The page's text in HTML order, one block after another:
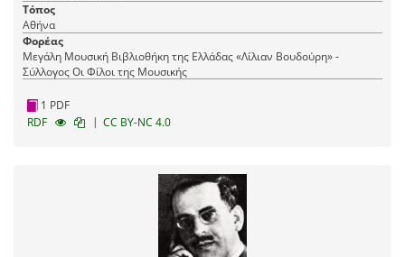
Τόπος
Αθήνα
Φορέας
Μεγάλη Μουσική Βιβλιοθήκη της Ελλάδας «Λίλιαν Βουδούρη» -
Σύλλογος Οι Φίλοι της Μουσικής
1 PDF
RDF
| CC BY-NC 4.0